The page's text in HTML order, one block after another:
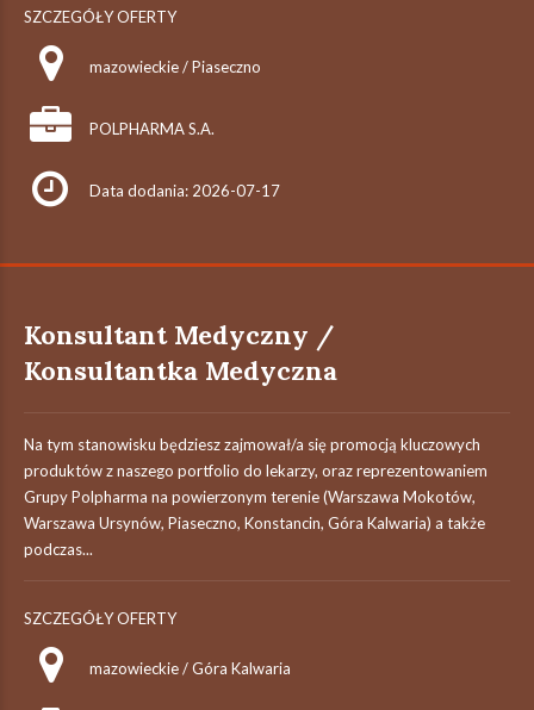
SZCZEGÓŁY OFERTY
mazowieckie / Piaseczno
POLPHARMA S.A.
Data dodania: 2026-07-17
Konsultant Medyczny /
Konsultantka Medyczna
Na tym stanowisku będziesz zajmował/a się promocją kluczowych
produktów z naszego portfolio do lekarzy, oraz reprezentowaniem
Grupy Polpharma na powierzonym terenie (Warszawa Mokotów,
Warszawa Ursynów, Piaseczno, Konstancin, Góra Kalwaria) a także
podczas...
SZCZEGÓŁY OFERTY
mazowieckie / Góra Kalwaria